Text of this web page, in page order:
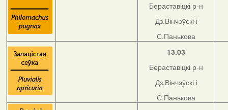
Бераставіцкі р-н
Дз.Вінчэўскі і
С.Панькова
13.03
Бераставіцкі р-н
Дз.Вінчэўскі і
С.Панькова